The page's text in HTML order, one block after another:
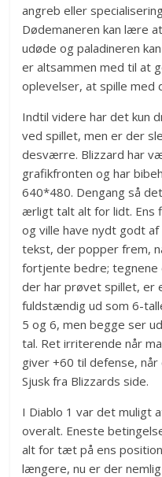
angreb eller
Dødemaneren kan lære
udøde og paladineren
er altsammen med til at
oplevelser, at spille med
Indtil videre har det kun
ved spillet, men er der
desværre. Blizzard har
grafikfronten og har
640*480. Dengang så
ærligt talt alt for lidt. Ens
og ville have nydt godt
tekst, der popper frem,
fortjente bedre; tegnene
der har prøvet spillet, er
fuldstændig ud som 6-
5 og 6, men begge ser
tal. Ret irriterende når
giver +60 til defense,
Sjusk fra Blizzards side.
I Diablo 1 var det muligt
overalt. Eneste
alt for tæt på ens
længere, nu er der